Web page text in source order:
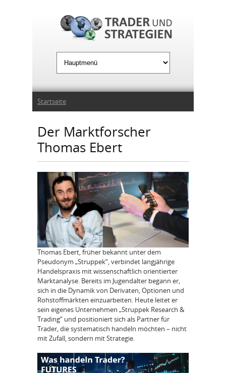
Sie sind hier
Startseite
Der Marktforscher
Thomas Ebert
Thomas Ebert, früher bekannt unter dem
Pseudonym „Struppek“, verbindet langjährige
Handelspraxis mit wissenschaftlich orientierter
Marktanalyse. Bereits im Jugendalter begann er,
sich in die Dynamik von Derivaten, Optionen und
Rohstoffmärkten einzuarbeiten. Heute leitet er
sein eigenes Unternehmen „Struppek Research &
Trading“ und positioniert sich als Partner für
Trader, die systematisch handeln möchten – nicht
mit Zufall, sondern mit Strategie.